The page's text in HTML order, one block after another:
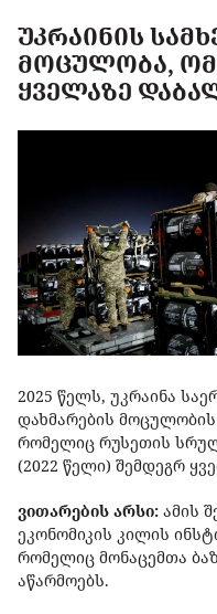
ᲣᲙᲠᲐᲘᲜᲘᲡ
ᲛᲝᲪᲣᲚᲝᲑᲐ,
ᲧᲕᲔᲚᲐᲖᲔ
2025 წელს, უკრაინა
დახმარების მოცულობის
რომელიც რუსეთის
(2022 წელი) შემდეგრ
ვითარების არსი: ამის
ეკონომიკის კილის
რომელიც მონაცემთა
აწარმოებს.